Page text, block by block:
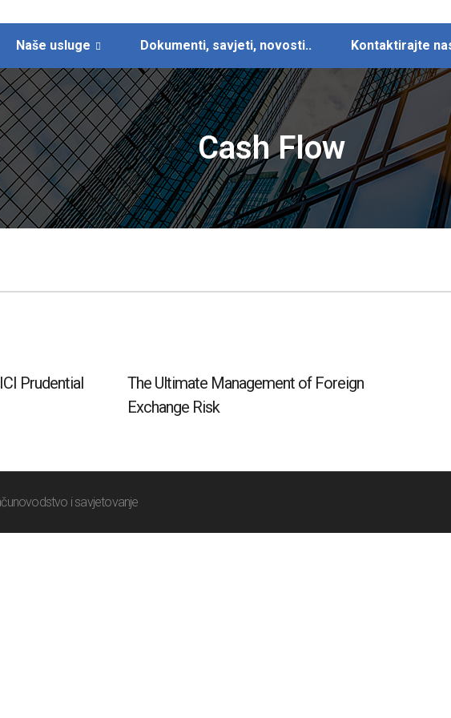
Naše usluge Dokumenti, savjeti, novosti.. Kontaktirajte
Cash Flow
Prudential
The Ultimate Management of Foreign
Exchange Risk
i savjetovanje